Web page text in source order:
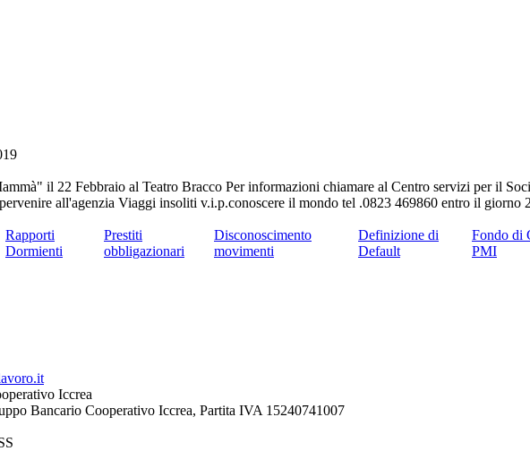
il 22 Febbraio al Teatro Bracco Per informazioni chiamare al Centro servizi per il
all'agenzia Viaggi insoliti v.i.p.conoscere il mondo tel .0823 469860 entro il giorno
Rapporti
Dormienti
Prestiti
obbligazionari
Disconoscimento
movimenti
Definizione di
Default
Fondo di
PMI
Iccrea
Bancario Cooperativo Iccrea, Partita IVA 15240741007